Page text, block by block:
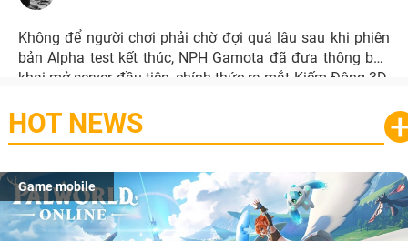
Không để người chơi phải chờ đợi quá lâu sau khi phiên
bản Alpha test kết thúc, NPH Gamota đã đưa thông báo
khai mở server đầu tiên, chính thức ra mắt Kiếm Động 3D.
HOT NEWS
Game mobile